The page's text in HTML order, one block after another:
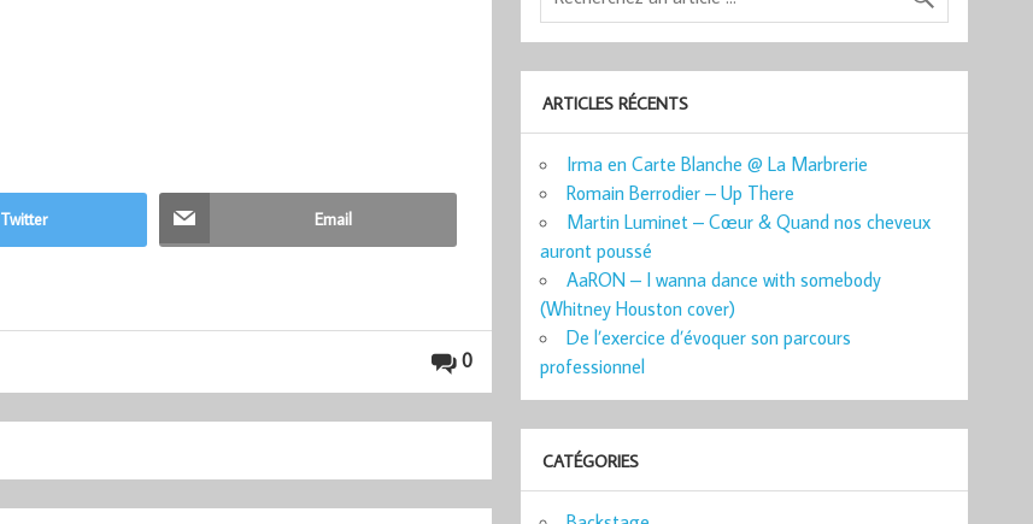
Twitter Email
0
ARTICLES RÉCENTS
Irma en Carte Blanche @ La Marbrerie
Romain Berrodier – Up There
Martin Luminet – Cœur & Quand nos cheveux
auront poussé
AaRON – I wanna dance with somebody
(Whitney Houston cover)
De l’exercice d’évoquer son parcours
professionnel
CATÉGORIES